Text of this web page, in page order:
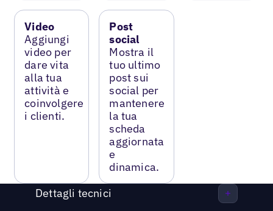
Video
Aggiungi
video per
dare vita
alla tua
attività e
coinvolgere
i clienti.
Post
social
Mostra il
tuo ultimo
post sui
social per
mantenere
la tua
scheda
aggiornata
e
dinamica.
Dettagli tecnici